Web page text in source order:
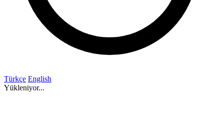
Türkçe English
Yükleniyor...